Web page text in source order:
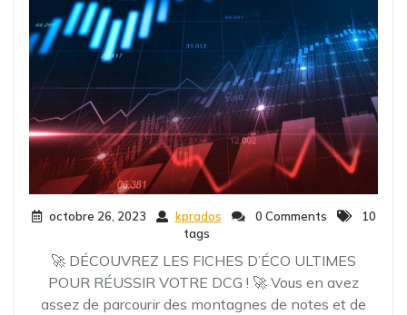
octobre 26, 2023 kprados 0 Comments
10
tags
🚀 DÉCOUVREZ LES FICHES D’ÉCO ULTIMES
POUR RÉUSSIR VOTRE DCG ! 🚀 Vous en avez
assez de parcourir des montagnes de notes et de